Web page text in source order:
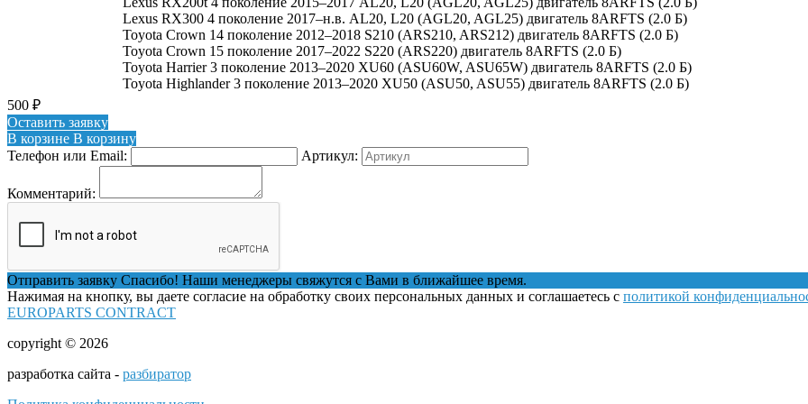
Lexus RX300 4 поколение 2017–н.в. AL20, L20 (AGL20, AGL25) двигатель 8ARFTS (2.0 Б)
Toyota Crown 14 поколение 2012–2018 S210 (ARS210, ARS212) двигатель 8ARFTS (2.0 Б)
Toyota Crown 15 поколение 2017–2022 S220 (ARS220) двигатель 8ARFTS (2.0 Б)
Toyota Harrier 3 поколение 2013–2020 XU60 (ASU60W, ASU65W) двигатель 8ARFTS (2.0 Б)
Toyota Highlander 3 поколение 2013–2020 XU50 (ASU50, ASU55) двигатель 8ARFTS (2.0 Б)
500 ₽
Оставить заявку
В корзине В корзину
Телефон или Email:
Артикул:
Комментарий:
Отправить заявку Спасибо! Наши менеджеры свяжутся с Вами в ближайшее время.
Нажимая на кнопку, вы даете согласие на обработку своих персональных данных и соглашаетесь с политикой
EUROPARTS CONTRACT
copyright © 2026
разработка сайта - разбиратор